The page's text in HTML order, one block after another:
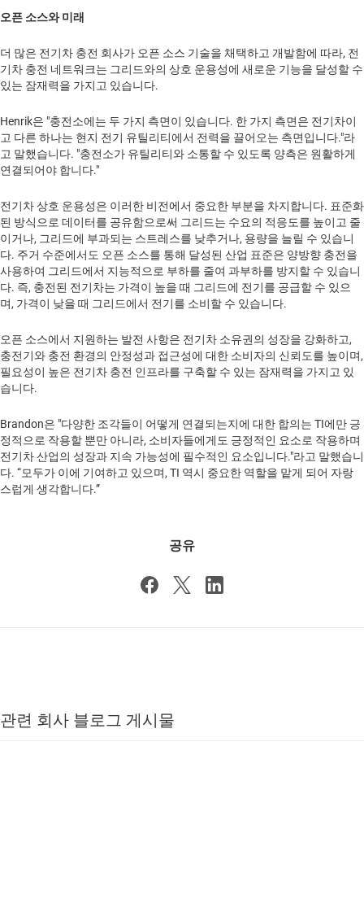
오픈 소스와 미래
더 많은 전기차 충전 회사가 오픈 소스 기술을 채택하고 개발함에 따라, 전
기차 충전 네트워크는 그리드와의 상호 운용성에 새로운 기능을 달성할 수
있는 잠재력을 가지고 있습니다.
Henrik은 "충전소에는 두 가지 측면이 있습니다. 한 가지 측면은 전기차이
고 다른 하나는 현지 전기 유틸리티에서 전력을 끌어오는 측면입니다."라
고 말했습니다. "충전소가 유틸리티와 소통할 수 있도록 양측은 원활하게
연결되어야 합니다."
전기차 상호 운용성은 이러한 비전에서 중요한 부분을 차지합니다. 표준화
된 방식으로 데이터를 공유함으로써 그리드는 수요의 적응도를 높이고 줄
이거나, 그리드에 부과되는 스트레스를 낮추거나, 용량을 늘릴 수 있습니
다. 주거 수준에서도 오픈 소스를 통해 달성된 산업 표준은 양방향 충전을
사용하여 그리드에서 지능적으로 부하를 줄여 과부하를 방지할 수 있습니
다. 즉, 충전된 전기차는 가격이 높을 때 그리드에 전기를 공급할 수 있으
며, 가격이 낮을 때 그리드에서 전기를 소비할 수 있습니다.
오픈 소스에서 지원하는 발전 사항은 전기차 소유권의 성장을 강화하고,
충전기와 충전 환경의 안정성과 접근성에 대한 소비자의 신뢰도를 높이며,
필요성이 높은 전기차 충전 인프라를 구축할 수 있는 잠재력을 가지고 있
습니다.
Brandon은 "다양한 조각들이 어떻게 연결되는지에 대한 합의는 TI에만 긍
정적으로 작용할 뿐만 아니라, 소비자들에게도 긍정적인 요소로 작용하며
전기차 산업의 성장과 지속 가능성에 필수적인 요소입니다."라고 말했습니
다. “모두가 이에 기여하고 있으며, TI 역시 중요한 역할을 맡게 되어 자랑
스럽게 생각합니다.”
공유
관련 회사 블로그 게시물